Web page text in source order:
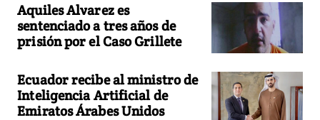
Aquiles Alvarez es
sentenciado a tres años de
prisión por el Caso Grillete
Ecuador recibe al ministro de
Inteligencia Artificial de
Emiratos Árabes Unidos